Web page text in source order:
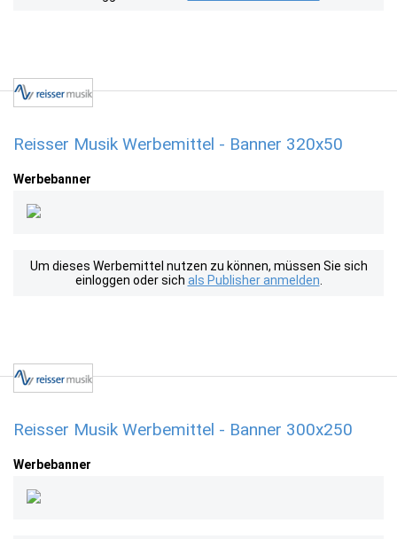
Reisser Musik Werbemittel - Banner 320x50
Werbebanner
Um dieses Werbemittel nutzen zu können, müssen Sie sich
einloggen oder sich als Publisher anmelden
Reisser Musik Werbemittel - Banner 300x250
Werbebanner